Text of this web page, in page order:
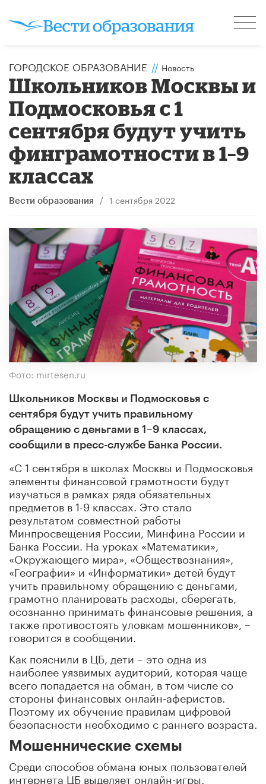
ГОРОДСКОЕ ОБРАЗОВАНИЕ // Новость
Школьников Москвы и
Подмосковья с 1
сентября будут учить
финграмотности в 1–9
классах
Вести образования / 1 сентября 2022
Фото: mirtesen.ru
Школьников Москвы и Подмосковья с
сентября будут учить правильному
обращению с деньгами в 1–9 классах,
сообщили в пресс-службе Банка России.
«С 1 сентября в школах Москвы и Подмосковья
элементы финансовой грамотности будут
изучаться в рамках ряда обязательных
предметов в 1-9 классах. Это стало
результатом совместной работы
Минпросвещения России, Минфина России и
Банка России. На уроках «Математики»,
«Окружающего мира», «Обществознания»,
«Географии» и «Информатики» детей будут
учить правильному обращению с деньгами,
грамотно планировать расходы, сберегать,
осознанно принимать финансовые решения, а
также противостоять уловкам мошенников», –
говорится в сообщении.
Как пояснили в ЦБ, дети – это одна из
наиболее уязвимых аудиторий, которая чаще
всего попадается на обман, в том числе со
стороны финансовых онлайн-аферистов.
Поэтому их обучение правилам цифровой
безопасности необходимо с раннего возраста.
Мошеннические схемы
Среди способов обмана юных пользователей
интернета ЦБ выделяет онлайн-игры.